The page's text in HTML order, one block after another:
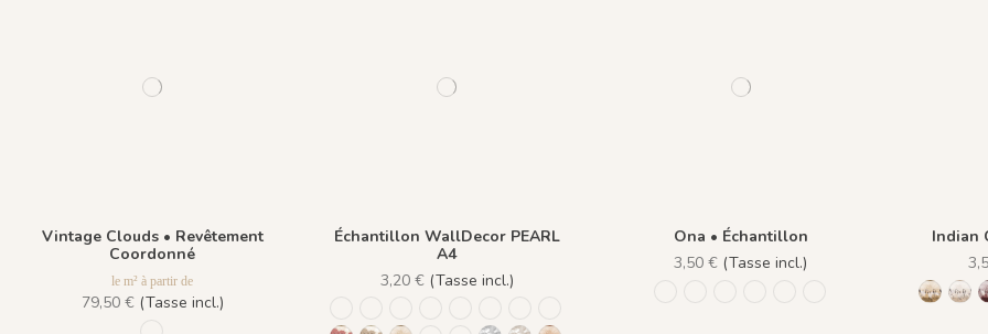
Vintage Clouds • Revêtement
Coordonné
le m² à partir de
79,50 €(Tasse incl.)
Échantillon WallDecor PEARL
A4
3,20 €(Tasse incl.)
Ona • Échantillon
3,50 € (Tasse incl.)
1451 Beige Sand
Indian
1453